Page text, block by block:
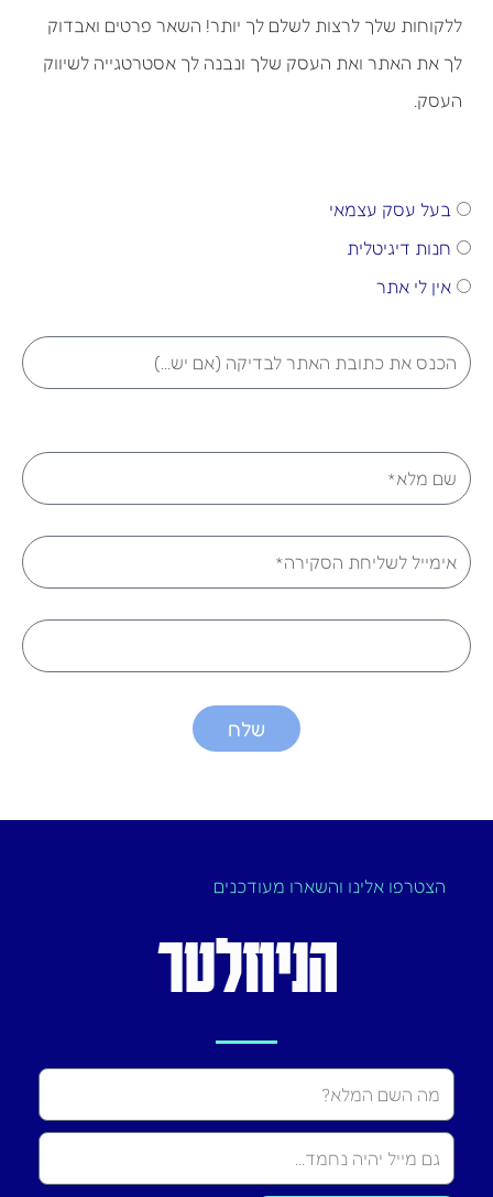
ללקוחות שלך לרצות לשלם לך יותר! השאר פרטים ואבדוק
לך את האתר ואת העסק שלך ונבנה לך אסטרטגייה לשיווק
העסק.
מי
אני?
בעל עסק עצמאי
חנות דיגיטלית
אין לי אתר
url
שם
אימייל
טלפון
שלח
הצטרפו אלינו והשארו מעודכנים
הניוזלטר
Name